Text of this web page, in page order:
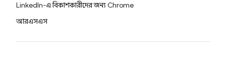
LinkedIn-এ বিকাশকারীদের জন্য Chrome
আরএসএস